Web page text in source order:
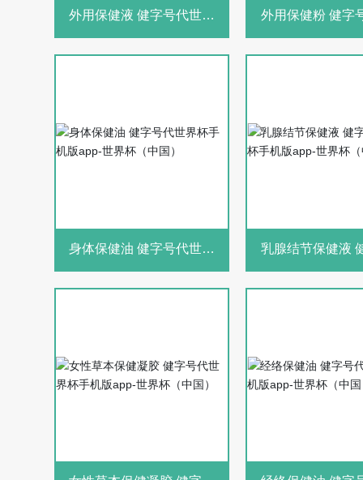
外用保健液 健字号代世界
外用保健粉 健字号代世界
身体保健油 健字号代世界
乳腺结节保健液 健字号代